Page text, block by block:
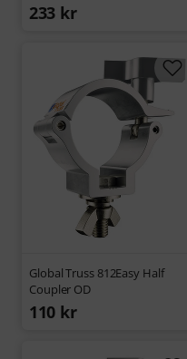
233 kr
Global Truss 812Easy Half
Coupler OD
110 kr